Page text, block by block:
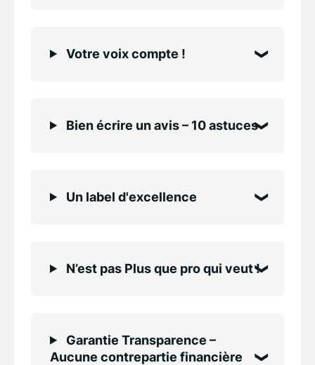
Votre voix compte !
Bien écrire un avis – 10 astuces
Un label d'excellence
N’est pas Plus que pro qui veut !
Garantie Transparence –
Aucune contrepartie financière